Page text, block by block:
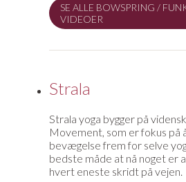
SE ALLE BOWSPRING /
VIDEOER
Strala
Strala yoga bygger på
Movement, som er fokus
bevægelse frem for selve
bedste måde at nå noget er
hvert eneste skridt på vejen.